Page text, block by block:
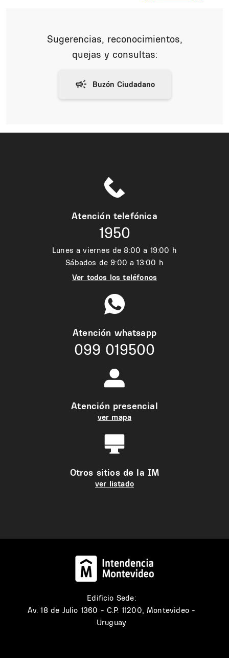
Sugerencias, reconocimientos,
quejas y consultas:
Atención telefónica
1950
Lunes a viernes de 8:00 a 19:00 h
Sábados de 9:00 a 13:00 h
Ver todos los teléfonos
Atención whatsapp
099 019500
Atención presencial
ver mapa
Otros sitios de la IM
ver listado
Edificio Sede:
Av. 18 de Julio 1360 - C.P. 11200, Montevideo -
Uruguay